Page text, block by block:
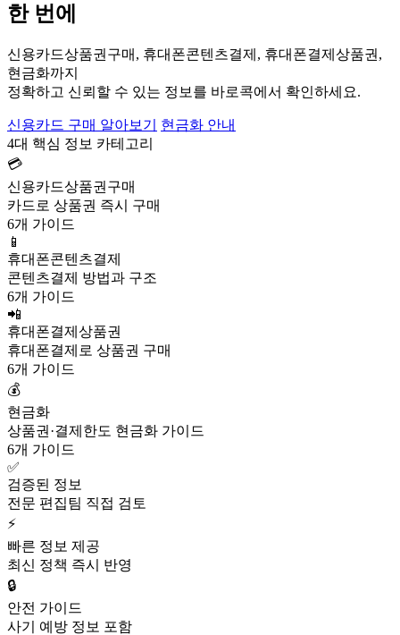
한 번에
신용카드상품권구매, 휴대폰콘텐츠결제, 휴대폰결제상품권,
현금화까지
정확하고 신뢰할 수 있는 정보를 바로콕에서 확인하세요.
신용카드 구매 알아보기
현금화 안내
4대 핵심 정보 카테고리
💳
신용카드상품권구매
카드로 상품권 즉시 구매
6개 가이드
📱
휴대폰콘텐츠결제
콘텐츠결제 방법과 구조
6개 가이드
📲
휴대폰결제상품권
휴대폰결제로 상품권 구매
6개 가이드
💰
현금화
상품권·결제한도 현금화 가이드
6개 가이드
✅
검증된 정보
전문 편집팀 직접 검토
⚡
빠른 정보 제공
최신 정책 즉시 반영
🔒
안전 가이드
사기 예방 정보 포함